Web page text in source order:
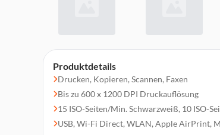
Produktdetails
Drucken, Kopieren, Scannen, Faxen
Bis zu 600 x 1200 DPI Druckauflösung
15 ISO-Seiten/Min. Schwarzweiß, 10 ISO-
USB, Wi-Fi Direct, WLAN, Apple AirPrint,